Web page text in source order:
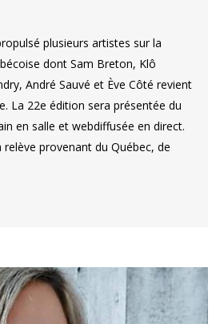
plusieurs artistes sur la
dont Sam Breton, Klô
André Sauvé et Ève Côté revient
La 22e édition sera présentée du
en salle et webdiffusée en direct.
provenant du Québec, de